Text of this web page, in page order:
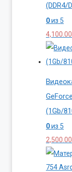
(DDR4/
0из 5
4,100.00
(1Gb/
0из 5
2,500.00